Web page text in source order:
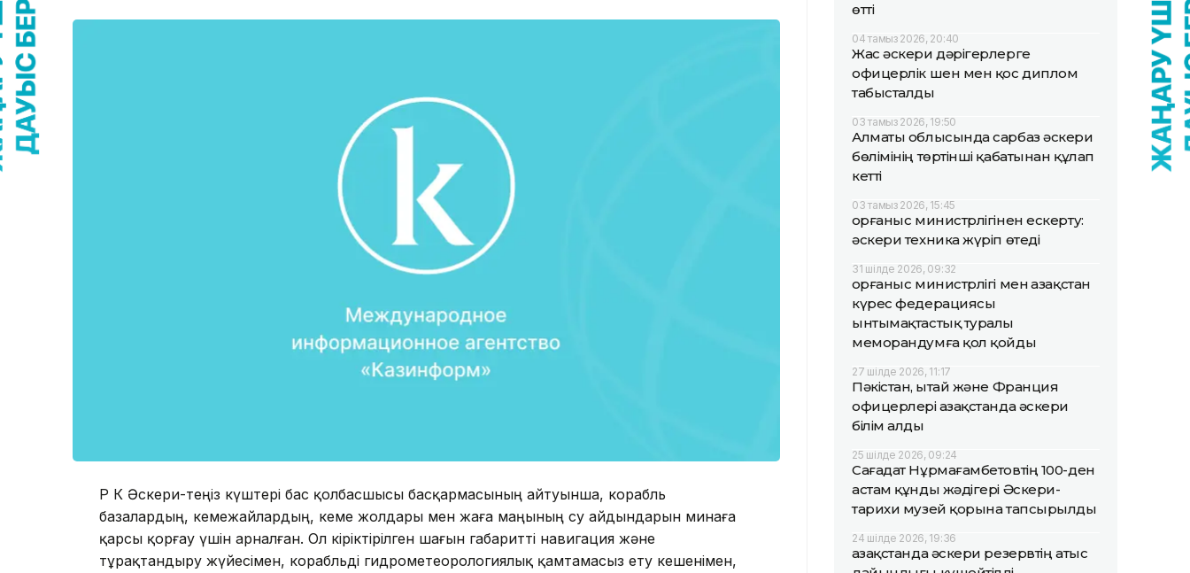
ҚР ҚК Әскери-теңіз күштері бас қолбасшысы басқармасының айтуынша, корабль
базалардың, кемежайлардың, кеме жолдары мен жаға маңының су айдындарын минаға
қарсы қорғау үшін арналған. Ол кіріктірілген шағын габаритті навигация және
тұрақтандыру жүйесімен, корабльді гидрометеорологиялық қамтамасыз ету кешенімен,
өтті
04 тамыз 2026, 20:40
Жас әскери дәрігерлерге
офицерлік шен мен қос диплом
табысталды
03 тамыз 2026, 19:50
Алматы облысында сарбаз әскери
бөлімінің төртінші қабатынан құлап
кетті
03 тамыз 2026, 15:45
Қорғаныс министрлігінен ескерту:
әскери техника жүріп өтеді
31 шілде 2026, 09:32
Қорғаныс министрлігі мен Қазақстан
күрес федерациясы
ынтымақтастық туралы
меморандумға қол қойды
27 шілде 2026, 11:17
Пәкістан, Қытай және Франция
офицерлері Қазақстанда әскери
білім алды
25 шілде 2026, 09:24
Сағадат Нұрмағамбетовтің 100-ден
астам құнды жәдігері Әскери-
тарихи музей қорына тапсырылды
24 шілде 2026, 19:36
Қазақстанда әскери резервтің атыс